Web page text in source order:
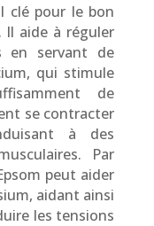
clé pour le bon
Il aide à réguler
en servant de
qui stimule
de
se contracter
à des
Par
peut aider
aidant ainsi
les tensions